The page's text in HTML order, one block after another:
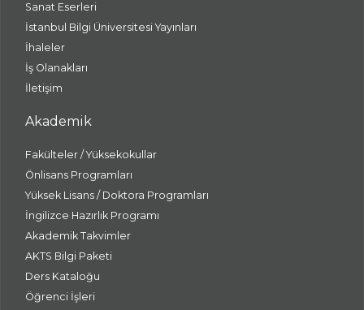
Sanat Eserleri
İstanbul Bilgi Üniversitesi Yayınları
İhaleler
İş Olanakları
İletişim
Akademik
Fakülteler / Yüksekokullar
Önlisans Programları
Yüksek Lisans / Doktora Programları
İngilizce Hazırlık Programı
Akademik Takvimler
AKTS Bilgi Paketi
Ders Kataloğu
Öğrenci İşleri